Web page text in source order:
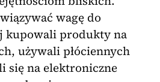
wagę do
kupowali produkty na
używali płóciennych
się na elektroniczne